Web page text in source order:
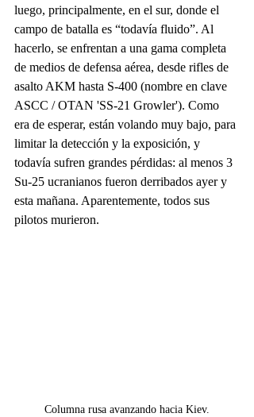
luego, principalmente, en el sur, donde el
campo de batalla es “todavía fluido”. Al
hacerlo, se enfrentan a una gama completa
de medios de defensa aérea, desde rifles de
asalto AKM hasta S-400 (nombre en clave
ASCC / OTAN 'SS-21 Growler'). Como
era de esperar, están volando muy bajo, para
limitar la detección y la exposición, y
todavía sufren grandes pérdidas: al menos 3
Su-25 ucranianos fueron derribados ayer y
esta mañana. Aparentemente, todos sus
pilotos murieron.
Columna rusa avanzando hacia Kiev.